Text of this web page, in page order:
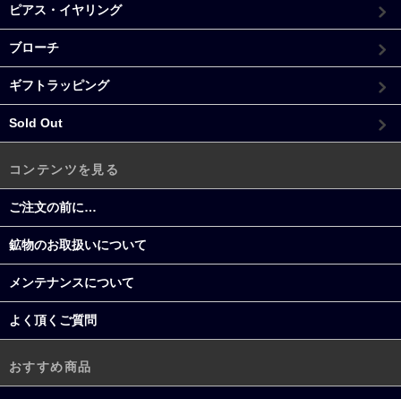
ピアス・イヤリング
ブローチ
ギフトラッピング
Sold Out
コンテンツを見る
ご注文の前に…
鉱物のお取扱いについて
メンテナンスについて
よく頂くご質問
おすすめ商品